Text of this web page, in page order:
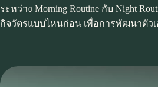
ระหว่าง Morning Routine กับ Night
กิจวัตรแบบไหนก่อน เพื่อการพัฒนาตัวเ